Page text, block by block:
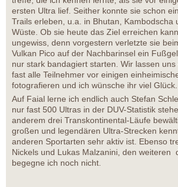
ersten Ultra lief. Seither konnte sie schon
Trails erleben, u.a. in Bhutan, Kambodscha
Wüste. Ob sie heute das Ziel erreichen
ungewiss, denn vorgestern verletzte sie
Vulkan Pico auf der Nachbarinsel ein
nur stark bandagiert starten. Wir lassen
fast alle Teilnehmer vor einigen
fotografieren und ich wünsche ihr viel Glück.
Auf Faial lerne ich endlich auch Stefan
nur fast 500 Ultras in der DUV-Statistik
anderem drei Transkontinental-Läufe
großen und legendären Ultra-Strecken
anderen Sportarten sehr aktiv ist. Ebenso
Nickels und Lukas Malzanini, den weiteren
begegne ich noch nicht.